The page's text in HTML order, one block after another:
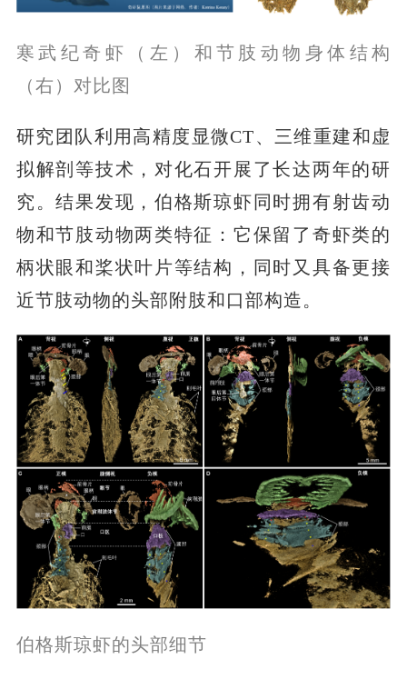
寒武纪奇虾（左）和节肢动物身体结构
（右）对比图
研究团队利用高精度显微CT、三维重建和虚
拟解剖等技术，对化石开展了长达两年的研
究。结果发现，伯格斯琼虾同时拥有射齿动
物和节肢动物两类特征：它保留了奇虾类的
柄状眼和桨状叶片等结构，同时又具备更接
近节肢动物的头部附肢和口部构造。
伯格斯琼虾的头部细节